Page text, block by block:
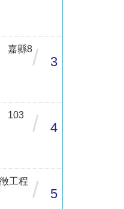
嘉縣8/ 3
103
/ 4
工程 / 5